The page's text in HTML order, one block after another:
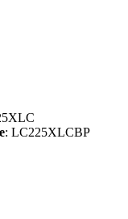
: LC225XLCBP